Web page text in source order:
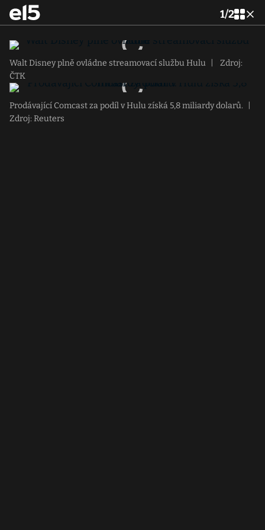
1/2
Walt Disney plně ovládne streamovací službu Hulu
Zdroj:
ČTK
Prodávající Comcast za podíl v Hulu získá 5,8 miliardy dolarů.
Zdroj: Reuters